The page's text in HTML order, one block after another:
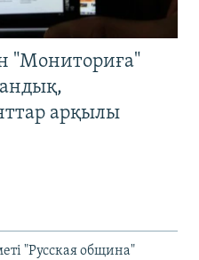
"Мониториға"
арқылы
"Русская община"